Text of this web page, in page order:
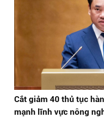
Cắt giảm 40 thủ tục
mạnh lĩnh vực nông